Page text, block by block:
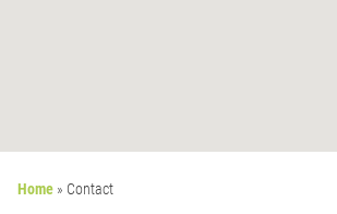
Home » Contact